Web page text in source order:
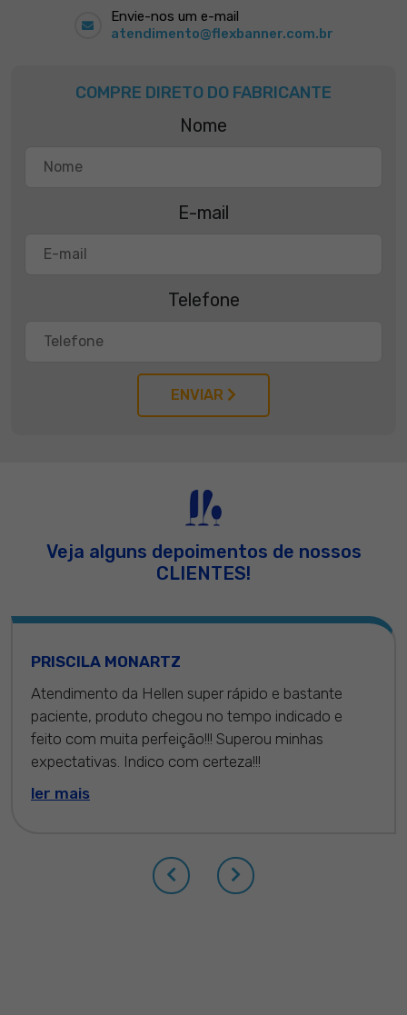
Envie-nos um e-mail
atendimento@flexbanner.com.br
COMPRE DIRETO DO FABRICANTE
Nome
E-mail
Telefone
ENVIAR
Veja alguns depoimentos de nossos
CLIENTES!
PRISCILA MONARTZ
Atendimento da Hellen super rápido e bastante
paciente, produto chegou no tempo indicado e
feito com muita perfeição!!! Superou minhas
expectativas. Indico com certeza!!!
ler mais